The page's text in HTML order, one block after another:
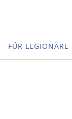
FÜR LEGIONÄRE